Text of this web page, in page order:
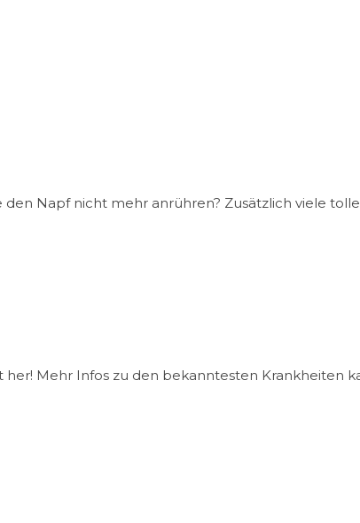
Napf nicht mehr anrühren? Zusätzlich viele
Mehr Infos zu den bekanntesten Krankheiten